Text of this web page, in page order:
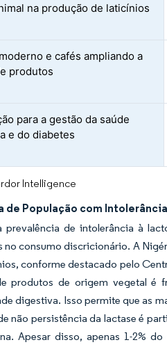
na produção de laticínios
e cafés ampliando a
produtos
para a gestão da saúde
e do diabetes
Intelligence
de População com
prevalência de intolerância à
no consumo discricionário. A
conforme destacado pelo
produtos de origem vegetal é
digestiva. Isso permite que as
não persistência da lactase é
Apesar disso, apenas 1-2%